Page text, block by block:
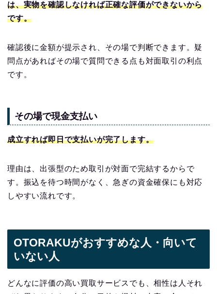
は、実物を確認しなければ正確な評価ができないから
です。
確認後に金額が提示され、その場で判断できます。疑
問点があればその場で質問できる点も対面取引の利点
です。
その場で現金支払い
成立すれば即日で支払いが完了します。
理由は、出張型のため取引が対面で完結するからで
す。振込を待つ時間がなく、急ぎの資金確保にも対応
しやすい流れです。
OTORAKUがおすすめな人・向いて
いない人
どんなに評価の高い買取サービスでも、相性は人それ